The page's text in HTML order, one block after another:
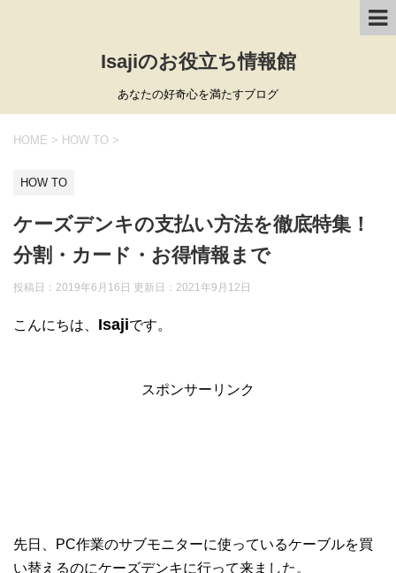
Isajiのお役立ち情報館
あなたの好奇心を満たすブログ
HOME > HOW TO >
HOW TO
ケーズデンキの支払い方法を徹底特集！
分割・カード・お得情報まで
投稿日：2019年6月16日 更新日： 2021年9月12日
こんにちは、 Isajiです。
スポンサーリンク
先日、PC作業のサブモニターに使っているケーブルを買
い替えるのにケーズデンキに行って来ました。